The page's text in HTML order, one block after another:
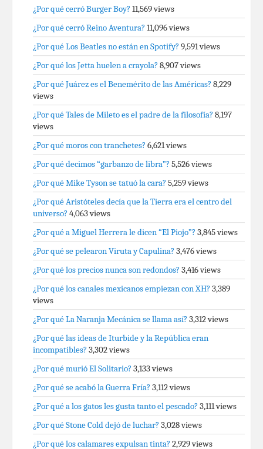
¿Por qué cerró Burger Boy? 11,569 views
¿Por qué cerró Reino Aventura? 11,096 views
¿Por qué Los Beatles no están en Spotify? 9,591 views
¿Por qué los Jetta huelen a crayola? 8,907 views
¿Por qué Juárez es el Benemérito de las Américas? 8,229
views
¿Por qué Tales de Mileto es el padre de la filosofía? 8,197
views
¿Por qué moros con tranchetes? 6,621 views
¿Por qué decimos “garbanzo de libra”? 5,526 views
¿Por qué Mike Tyson se tatuó la cara? 5,259 views
¿Por qué Aristóteles decía que la Tierra era el centro del
universo? 4,063 views
¿Por qué a Miguel Herrera le dicen “El Piojo”? 3,845 views
¿Por qué se pelearon Viruta y Capulina? 3,476 views
¿Por qué los precios nunca son redondos? 3,416 views
¿Por qué los canales mexicanos empiezan con XH? 3,389
views
¿Por qué La Naranja Mecánica se llama así? 3,312 views
¿Por qué las ideas de Iturbide y la República eran
incompatibles? 3,302 views
¿Por qué murió El Solitario? 3,133 views
¿Por qué se acabó la Guerra Fría? 3,112 views
¿Por qué a los gatos les gusta tanto el pescado? 3,111 views
¿Por qué Stone Cold dejó de luchar? 3,028 views
¿Por qué los calamares expulsan tinta? 2,929 views